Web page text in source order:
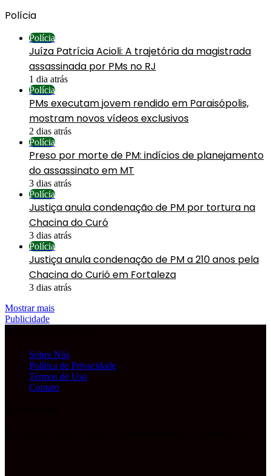
Polícia
Polícia
Juíza Patrícia Acioli: A trajetória da magistrada
assassinada por PMs no RJ
1 dia atrás
Polícia
PMs executam jovem rendido em Paraisópolis,
mostram novos vídeos exclusivos
2 dias atrás
Polícia
Preso por morte de PM: indícios de planejamento
do assassinato em MT
3 dias atrás
Polícia
Justiça anula condenação de PM por tortura na
Chacina do Curó
3 dias atrás
Polícia
Justiça anula condenação de PM a 210 anos pela
Chacina do Curió em Fortaleza
3 dias atrás
Mostrar mais
Publicidade
Sobre Nós
Política de Privacidade
Termos de Uso
Contato